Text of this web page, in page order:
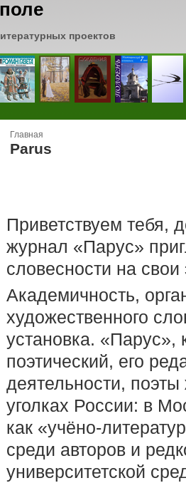
проектов
Вы здесь
Главная
Parus
Приветствуем тебя,
журнал «Парус»
словесности на
Академичность,
художественного
установка.
поэтический, его
деятельности,
уголках России: в
как «учёно-
среди авторов и
университетской